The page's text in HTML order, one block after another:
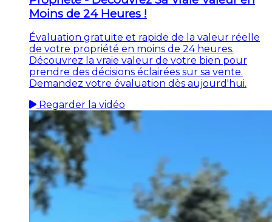
Moins de 24 Heures !
Évaluation gratuite et rapide de la valeur réelle
de votre propriété en moins de 24 heures.
Découvrez la vraie valeur de votre bien pour
prendre des décisions éclairées sur sa vente.
Demandez votre évaluation dès aujourd'hui.
Regarder la vidéo